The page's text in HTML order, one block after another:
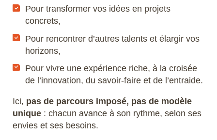
Pour transformer vos idées en projets
concrets,
Pour rencontrer d’autres talents et élargir vos
horizons,
Pour vivre une expérience riche, à la croisée
de l’innovation, du savoir-faire et de l’entraide.
Ici, pas de parcours imposé, pas de modèle
unique: chacun avance à son rythme, selon ses
envies et ses besoins.